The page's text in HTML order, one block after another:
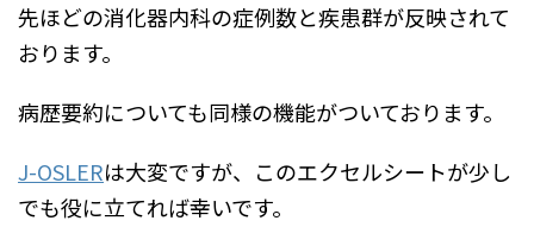
先ほどの消化器内科の症例数と疾患群が反映されて
おります。
病歴要約についても同様の機能がついております。
J-OSLERは大変ですが、このエクセルシートが少し
でも役に立てれば幸いです。